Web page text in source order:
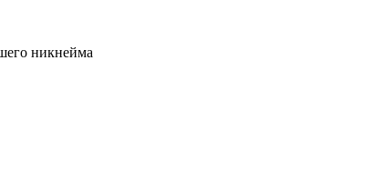
никнейма